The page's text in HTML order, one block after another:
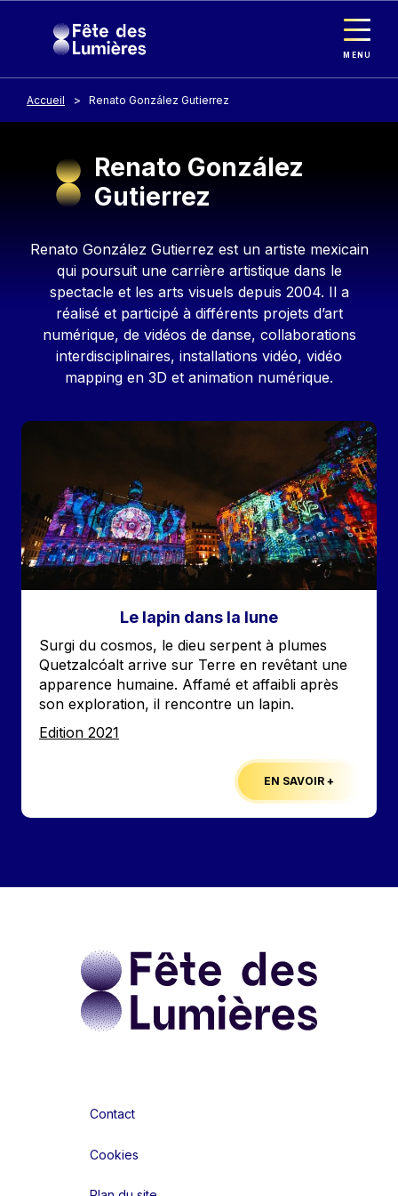
MENU
Accueil Renato González Gutierrez
Renato González
Gutierrez
Contenu
Renato González Gutierrez est un artiste mexicain
qui poursuit une carrière artistique dans le
spectacle et les arts visuels depuis 2004. Il a
réalisé et participé à différents projets d’art
numérique, de vidéos de danse, collaborations
interdisciplinaires, installations vidéo, vidéo
mapping en 3D et animation numérique.
Image
Le lapin dans la lune
Accroche
Surgi du cosmos, le dieu serpent à plumes
Quetzalcóalt arrive sur Terre en revêtant une
apparence humaine. Affamé et affaibli après
son exploration, il rencontre un lapin.
Edition
Edition 2021
EN SAVOIR +
Contact
Cookies